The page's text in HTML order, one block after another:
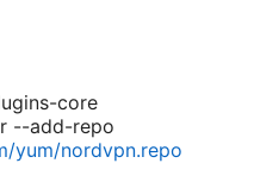
core
--add-repo
yum/nordvpn.repo